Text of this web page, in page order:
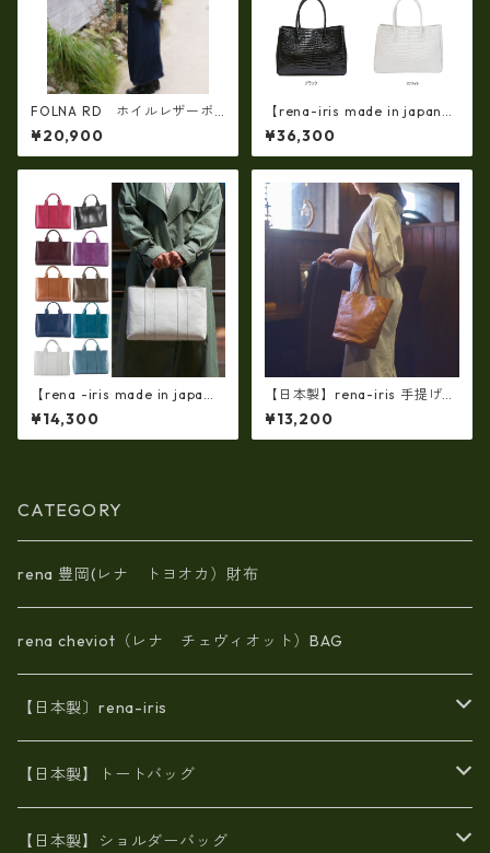
FOLNA RD ホイルレザーボ
ストンバッグ S-SIZE SILVER
fo- 083338
¥20,900
【rena-iris made in japan】
【日本製】牛革エナメルクロ
コ 軽量ラージサイズ・トート
バッグ ir-674
¥36,300
【rena -iris made in japa
n】【日本製】軽量☆牛革製
品・ヌメ革製(艶光沢調）・手
提げトートバッグ(A4サイズ）
¥14,300
【日本製】rena-iris 手提げト
ート柔らかい素上げ姫路レザ
ー・ソフトオイルレザー ハ
ンドトート rn-29
¥13,200
CATEGORY
rena 豊岡(レナ トヨオカ）財布
rena cheviot（レナ チェヴィオット）BAG
【日本製〕rena-iris
エナメル（パテント）レザー
牛革製品トート・ショルダー
【日本製】トートバッグ
火山灰染めバッグ
【日本製】ショルダーバッグ